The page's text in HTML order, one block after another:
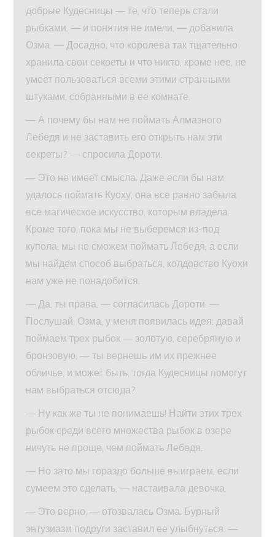
добрые Кудесницы — те, что теперь стали
рыбками, — и понятия не имели, — добавила
Озма. — Досадно, что королева так тщательно
хранила свои секреты и что никто, кроме нее, не
умеет пользоваться всеми этими странными
штуками, собранными в ее комнате.
— А почему бы нам не поймать Алмазного
Лебедя и не заставить его открыть нам эти
секреты? — спросила Дороти.
— Это не имеет смысла. Даже если бы нам
удалось поймать Куоху, она все равно забыла
все магическое искусство, которым владела.
Кроме того, пока мы не выберемся из-под
купола, мы не сможем поймать Лебедя, а если
мы найдем способ выбраться, колдовство Куохи
нам уже не понадобится.
— Да, ты права, — согласилась Дороти. —
Послушай, Озма, у меня появилась идея: давай
поймаем трех рыбок — золотую, серебряную и
бронзовую, — ты вернешь им их прежнее
обличье, и может быть, тогда Кудесницы помогут
нам выбраться отсюда?
— Ну как же ты не понимаешь! Найти этих трех
рыбок среди всего множества рыбок в озере
ничуть не проще, чем поймать Лебедя.
— Но зато мы гораздо больше выиграем, если
сумеем это сделать, — настаивала девочка.
— Это верно, — отозвалась Озма. Бурный
энтузиазм подруги заставил ее улыбнуться. —